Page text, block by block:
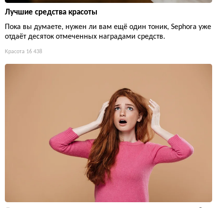
Лучшие средства красоты
Пока вы думаете, нужен ли вам ещё один тоник, Sephora уже
отдаёт десяток отмеченных наградами средств.
Красота 16 438